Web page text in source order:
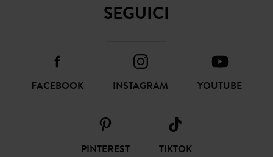
SEGUICI
FACEBOOK INSTAGRAM YOUTUBE
PINTEREST TIKTOK